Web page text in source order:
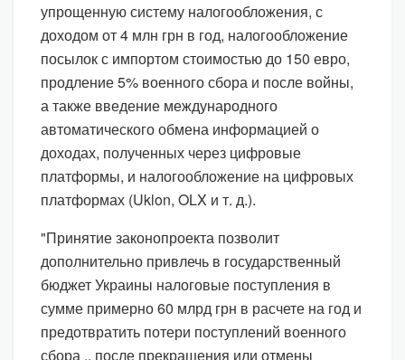
упрощенную систему налогообложения, с
доходом от 4 млн грн в год, налогообложение
посылок с импортом стоимостью до 150 евро,
продление 5% военного сбора и после войны,
а также введение международного
автоматического обмена информацией о
доходах, полученных через цифровые
платформы, и налогообложение на цифровых
платформах (Uklon, OLX и т. д.).
"Принятие законопроекта позволит
дополнительно привлечь в государственный
бюджет Украины налоговые поступления в
сумме примерно 60 млрд грн в расчете на год и
предотвратить потери поступлений военного
сбора .. после прекращения или отмены